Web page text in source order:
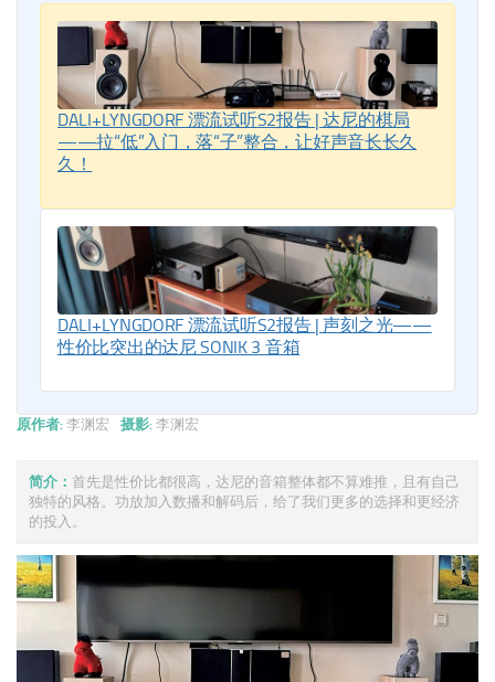
DALI+LYNGDORF 漂流试听S2报告 | 达尼的棋局
——拉“低”入门，落“子”整合，让好声音长长久
久！
DALI+LYNGDORF 漂流试听S2报告 | 声刻之光——
性价比突出的达尼 SONIK 3 音箱
原作者: 李渊宏 摄影: 李渊宏
简介： 首先是性价比都很高，达尼的音箱整体都不算难推，且有自己
独特的风格。功放加入数播和解码后，给了我们更多的选择和更经济
的投入。